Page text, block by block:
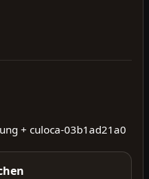
+ culoca-03b1ad21a0